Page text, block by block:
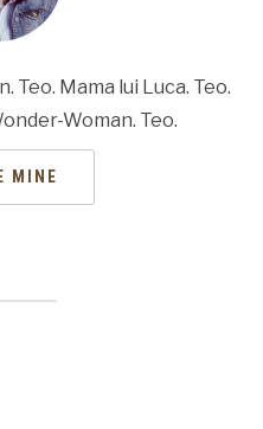
Teo. Mama lui Luca. Teo.
Woman. Teo.
MINE